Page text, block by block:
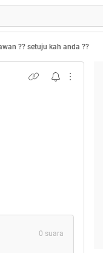
?? setuju kah anda ??
0 suara